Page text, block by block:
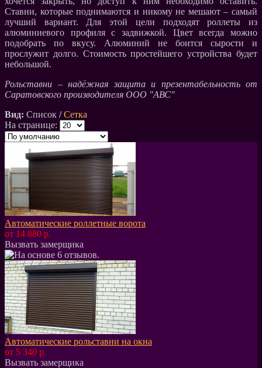
Ставни, которые поднимаются и никому не мешают – самый
лучший вариант. Для этой цели подходят роллеты из
алюминиевого профиля с задвижкой. Цвет всегда можно
подобрать по вкусу. Алюминий не боится сырости и
прослужит долго. Стоимость простейшего устройства будет
небольшой.
Рольставни – надёжная защита и презентабельность от
Саратовского производителя ООО "АВС"
Вид: Список / Сетка
На странице:
Автоматические роллетные ворота
от 14 880 р.
Вызвать замерщика
Автоматические рольставни на окна
от 5 340 р.
Вызвать замерщика